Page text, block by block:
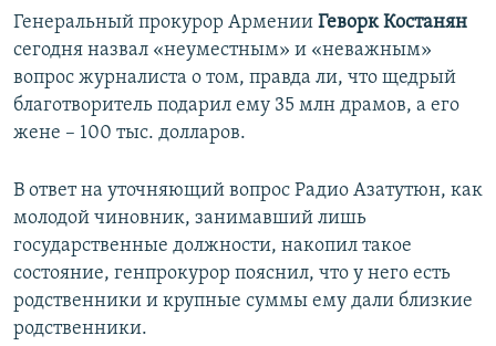
Генеральный прокурор Армении Геворк Костанян
сегодня назвал «неуместным» и «неважным»
вопрос журналиста о том, правда ли, что щедрый
благотворитель подарил ему 35 млн драмов, а его
жене – 100 тыс. долларов.
В ответ на уточняющий вопрос Радио Азатутюн, как
молодой чиновник, занимавший лишь
государственные должности, накопил такое
состояние, генпрокурор пояснил, что у него есть
родственники и крупные суммы ему дали близкие
родственники.